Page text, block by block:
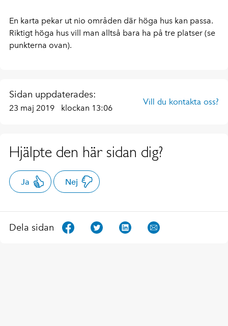
En karta pekar ut nio områden där höga hus kan passa.
Riktigt höga hus vill man alltså bara ha på tre platser (se
punkterna ovan).
Sidan uppdaterades:
23 maj 2019 klockan 13:06
Vill du kontakta oss?
Hjälpte den här sidan dig?
Ja Nej
Dela sidan